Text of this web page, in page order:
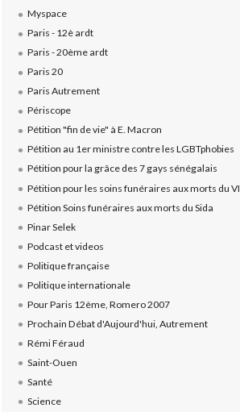
Myspace
Paris - 12è ardt
Paris - 20ème ardt
Paris 20
Paris Autrement
Périscope
Pétition "fin de vie" à E. Macron
Pétition au 1er ministre contre les LGBTphobies
Pétition pour la grâce des 7 gays sénégalais
Pétition pour les soins funéraires aux morts du VI
Pétition Soins funéraires aux morts du Sida
Pinar Selek
Podcast et videos
Politique française
Politique internationale
Pour Paris 12ème, Romero 2007
Prochain Débat d'Aujourd'hui, Autrement
Rémi Féraud
Saint-Ouen
Santé
Science